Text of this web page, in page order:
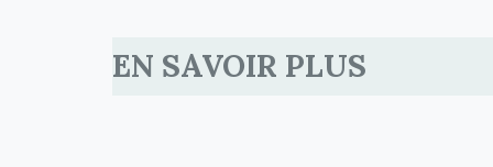
EN SAVOIR PLUS